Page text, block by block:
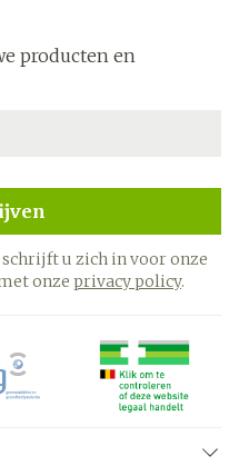
producten en
u zich in voor onze
onze privacy policy.